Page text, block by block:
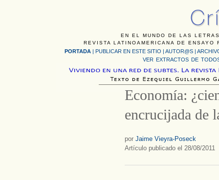
EN EL MUNDO DE LAS
REVISTA LATINOAMERICANA DE
PORTADA | PUBLICAR EN ESTE SITIO | AUTOR@S |
VER EXTRACTOS DE
Economía:
encrucijada de
por Jaime Vieyra-Poseck
Artículo publicado el 28/08/2011